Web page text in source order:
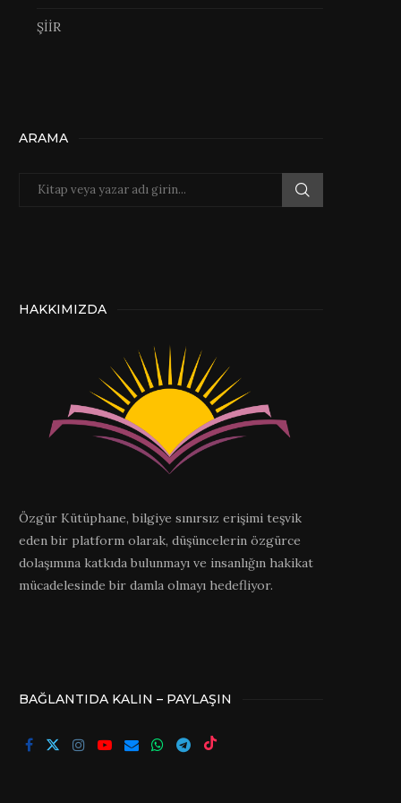
Ortadoğu’da Uygarlık Krizi ve
Demokratik Uygarlık Çözümü
ŞİİR
ARAMA
HAKKIMIZDA
Özgür Kütüphane, bilgiye sınırsız erişimi teşvik
eden bir platform olarak, düşüncelerin özgürce
dolaşımına katkıda bulunmayı ve insanlığın hakikat
mücadelesinde bir damla olmayı hedefliyor.
BAĞLANTIDA KALIN – PAYLAŞIN